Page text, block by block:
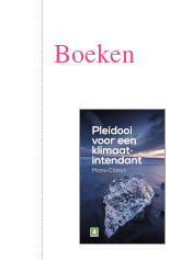
Boeken